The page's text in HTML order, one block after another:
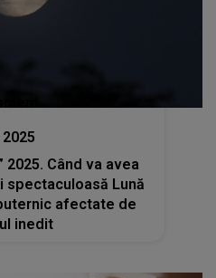
2025. Când va avea
spectaculoasă Lună
afectate de
inedit